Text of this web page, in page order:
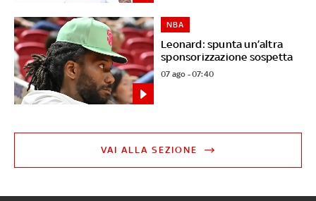
Leonard: spunta un’altra
sponsorizzazione sospetta
NBA
07 ago - 07:40
VAI ALLA SEZIONE